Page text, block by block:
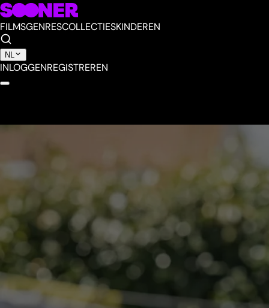
FILMSGENRESCOLLECTIESKINDEREN
NL
INLOGGENREGISTREREN